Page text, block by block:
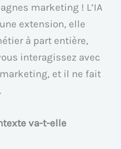
marketing ! L’IA
extension, elle
à part entière,
interagissez avec
et il ne fait
va-t-elle